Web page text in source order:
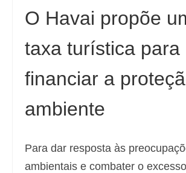
O Havai propõe
taxa turística para
financiar a
ambiente
Para dar resposta às
ambientais e combater o